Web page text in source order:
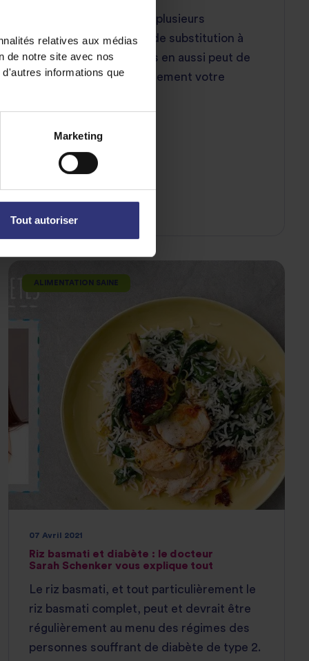
relatives aux médias
de notre site avec nos
informations que
Marketing
Tout autoriser
Nous avons rassemblé plusieurs
savoureuses recettes de substitution à
essayer qui sont prêtes en aussi peut de
temps que met généralement votre
ALIMENTATION SAINE
07 Avril 2021
Riz basmati et diabète : le docteur
Sarah Schenker vous explique tout
Le riz basmati, et tout particulièrement le
riz basmati complet, peut et devrait être
régulièrement au menu des régimes des
personnes souffrant de diabète de type 2.